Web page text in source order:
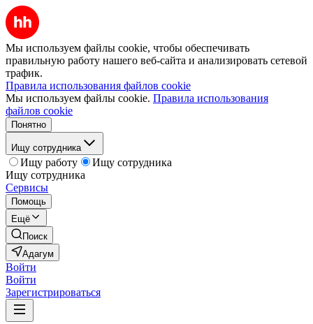
Мы используем файлы cookie, чтобы обеспечивать
правильную работу нашего веб-сайта и анализировать сетевой
трафик.
Правила использования файлов cookie
Мы используем файлы cookie. Правила использования
файлов cookie
Понятно
Ищу сотрудника
Ищу работу
Ищу сотрудника
Ищу сотрудника
Сервисы
Помощь
Ещё
Поиск
Адагум
Войти
Войти
Зарегистрироваться